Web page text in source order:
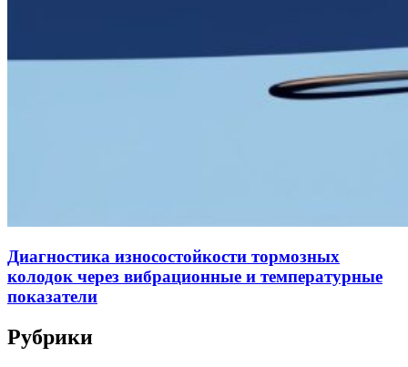
Диагностика износостойкости тормозных
колодок через вибрационные и температурные
показатели
Рубрики